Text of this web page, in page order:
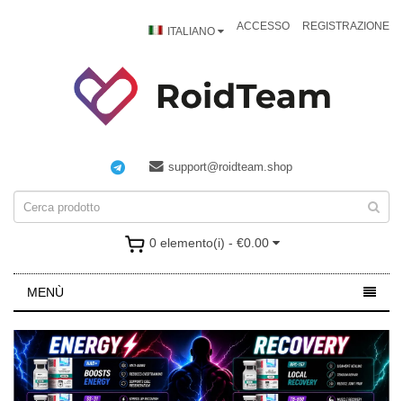
ITALIANO ACCESSO REGISTRAZIONE
support@roidteam.shop
0 elemento(i) - €0.00
MENÙ